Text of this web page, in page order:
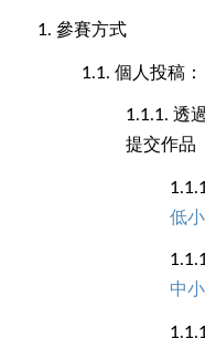
1. 參賽方式
1.1. 個人投稿：
1.1.1. 透
提交作品
低
中